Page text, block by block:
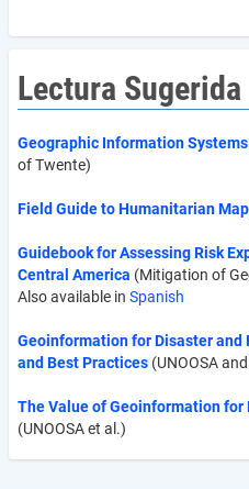
Lectura Sugerida
Geographic Information Systems
of Twente)
Field Guide to Humanitarian
Guidebook for Assessing Risk
Central America (Mitigation of
Also available in Spanish
Geoinformation for Disaster and
and Best Practices (UNOOSA
The Value of Geoinformation for
(UNOOSA et al.)